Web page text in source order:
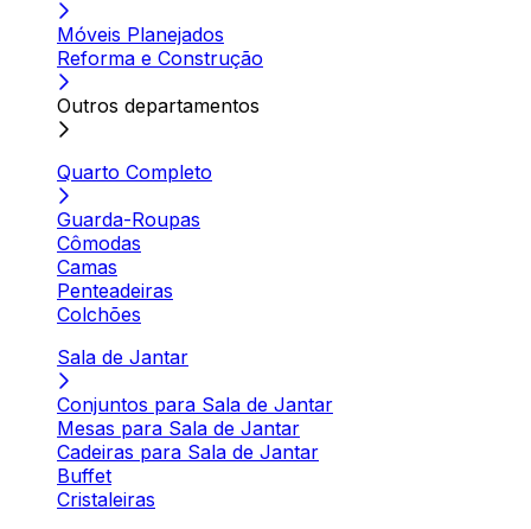
Móveis Planejados
Reforma e Construção
Outros departamentos
Quarto Completo
Guarda-Roupas
Cômodas
Camas
Penteadeiras
Colchões
Sala de Jantar
Conjuntos para Sala de Jantar
Mesas para Sala de Jantar
Cadeiras para Sala de Jantar
Buffet
Cristaleiras